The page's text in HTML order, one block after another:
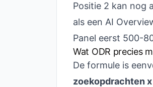
Positie 2 kan nog
als een AI
Panel eerst 500-
Wat ODR precies
De formule is
zoekopdrachten